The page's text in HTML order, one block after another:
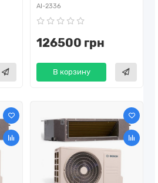
AI-2336
126500 грн
В корзину